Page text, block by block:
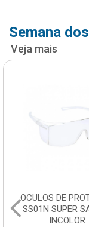
Semana
Veja mais
OCULOS DE
SS01N SUPER
INCOLOR